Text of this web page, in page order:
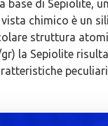
base di Sepiolite,
chimico è un
struttura
la Sepiolite